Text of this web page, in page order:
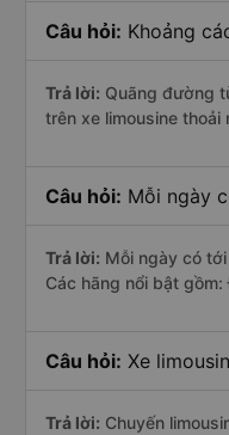
Câu hỏi: Khoảng
Trả lời: Quãng đường
trên xe limousine thoải
Câu hỏi: Mỗi ngày
Trả lời: Mỗi ngày có tới
Các hãng nổi bật gồm:
Câu hỏi: Xe
Trả lời: Chuyến